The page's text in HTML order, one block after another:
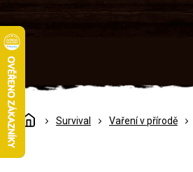
DomůSurvival Vaření v přírodě